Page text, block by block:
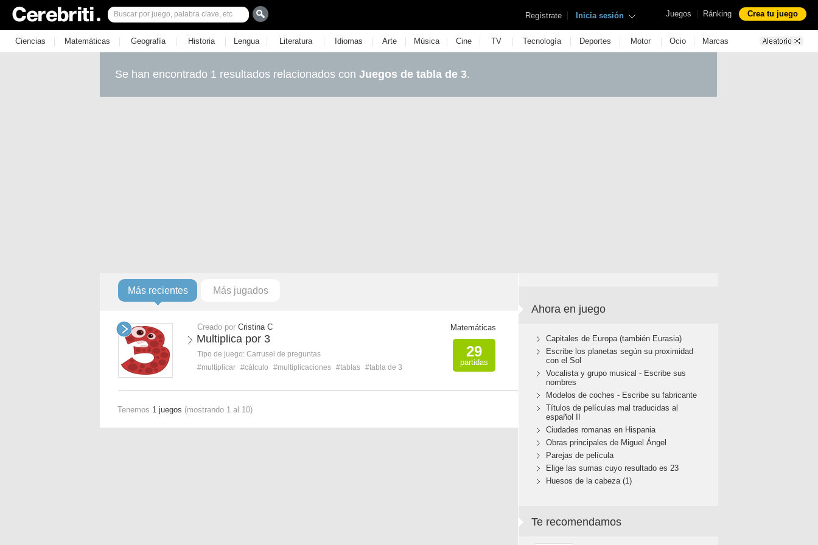
Juegos | Ránking Crea tu juego
Regístrate | Inicia sesión
Ciencias | Matemáticas | Geografía | Historia | Lengua | Literatura | Idiomas | Arte | Música | Cine | TV | Tecnología | Deportes | Motor | Ocio | Marcas
Se han encontrado 1 resultados relacionados con Juegos de tabla de 3.
Más recientes Más jugados
Creado por Cristina C
Multiplica por 3
Tipo de juego: Carrusel de preguntas
#multiplicar #cálculo #multiplicaciones #tablas #tabla de 3
Matemáticas
29
partidas
Tenemos 1 juegos (mostrando 1 al 10)
Ahora en juego
Capitales de Europa (también Eurasia)
Escribe los planetas según su proximidad
con el Sol
Vocalista y grupo musical - Escribe sus
nombres
Modelos de coches - Escribe su fabricante
Títulos de películas mal traducidas al
español II
Ciudades romanas en Hispania
Obras principales de Miguel Ángel
Parejas de película
Elige las sumas cuyo resultado es 23
Huesos de la cabeza (1)
Te recomendamos